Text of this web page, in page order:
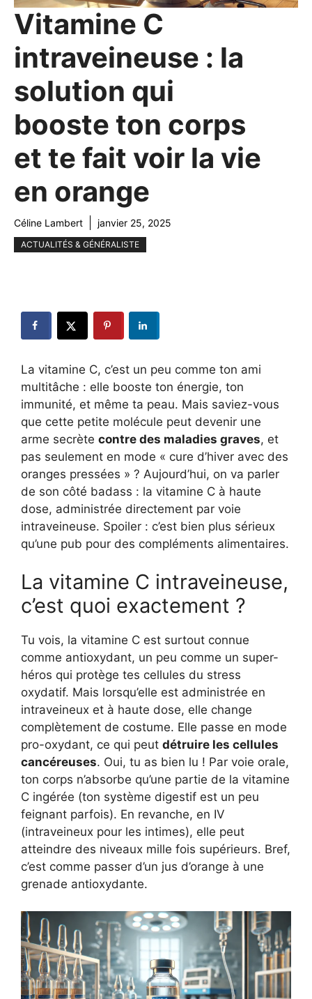
Vitamine C
intraveineuse : la
solution qui
booste ton corps
et te fait voir la vie
en orange
Céline Lambert janvier 25, 2025
ACTUALITÉS & GÉNÉRALISTE
La vitamine C, c’est un peu comme ton ami
multitâche : elle booste ton énergie, ton
immunité, et même ta peau. Mais saviez-vous
que cette petite molécule peut devenir une
arme secrète contre des maladies graves, et
pas seulement en mode « cure d’hiver avec des
oranges pressées » ? Aujourd’hui, on va parler
de son côté badass : la vitamine C à haute
dose, administrée directement par voie
intraveineuse. Spoiler : c’est bien plus sérieux
qu’une pub pour des compléments alimentaires.
La vitamine C intraveineuse,
c’est quoi exactement ?
Tu vois, la vitamine C est surtout connue
comme antioxydant, un peu comme un super-
héros qui protège tes cellules du stress
oxydatif. Mais lorsqu’elle est administrée en
intraveineux et à haute dose, elle change
complètement de costume. Elle passe en mode
pro-oxydant, ce qui peut détruire les cellules
cancéreuses. Oui, tu as bien lu ! Par voie orale,
ton corps n’absorbe qu’une partie de la vitamine
C ingérée (ton système digestif est un peu
feignant parfois). En revanche, en IV
(intraveineux pour les intimes), elle peut
atteindre des niveaux mille fois supérieurs. Bref,
c’est comme passer d’un jus d’orange à une
grenade antioxydante.